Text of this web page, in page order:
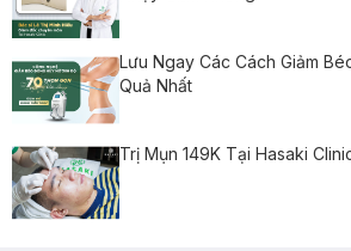
Lưu Ngay Các Cách Giảm
Quả Nhất
Trị Mụn 149K Tại Hasaki